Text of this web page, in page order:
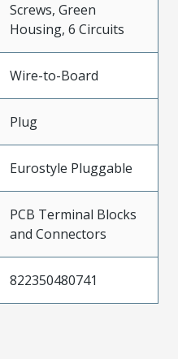
Screws, Green
Housing, 6 Circuits
Wire-to-Board
Plug
Eurostyle Pluggable
PCB Terminal Blocks
and Connectors
822350480741